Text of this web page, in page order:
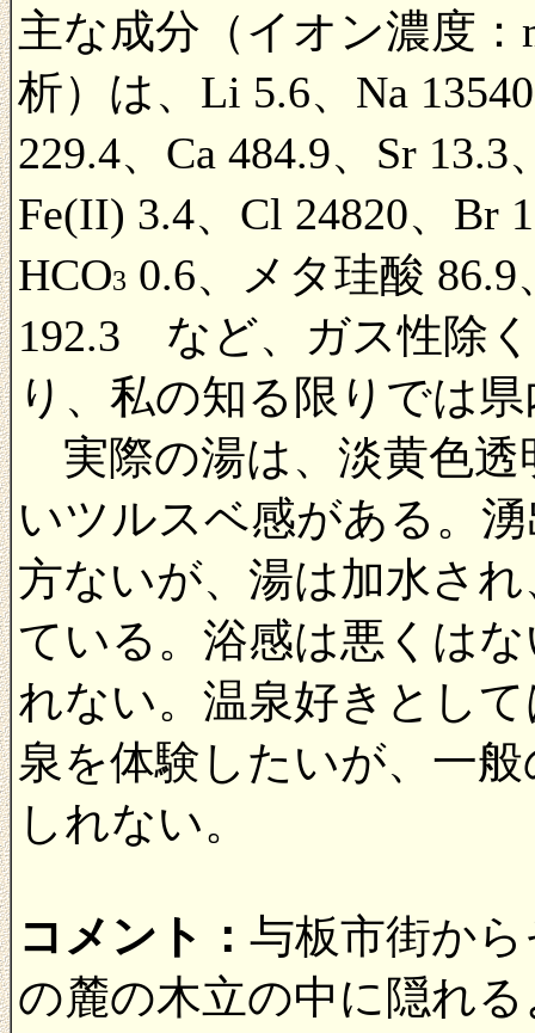
主な成分（イオン濃度：
析）は、Li 5.6、Na
229.4、Ca 484.9、Sr
Fe(II) 3.4、Cl 24820、Br
HCO3 0.6、メタ珪酸
192.3 など、ガス性除
り、私の知る限りでは
実際の湯は、淡黄色透
いツルスベ感がある。
方ないが、湯は加水さ
ている。浴感は悪くは
れない。温泉好きとし
泉を体験したいが、一
しれない。
コメント： 与板市街か
の麓の木立の中に隠れ